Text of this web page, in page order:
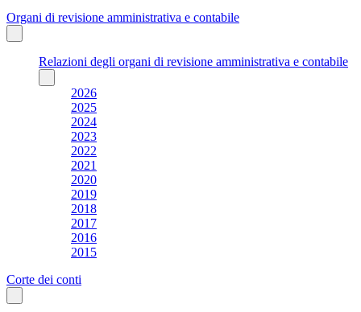
Organi di revisione amministrativa e contabile
Relazioni degli organi di revisione amministrativa e contabile
2026
2025
2024
2023
2022
2021
2020
2019
2018
2017
2016
2015
Corte dei conti